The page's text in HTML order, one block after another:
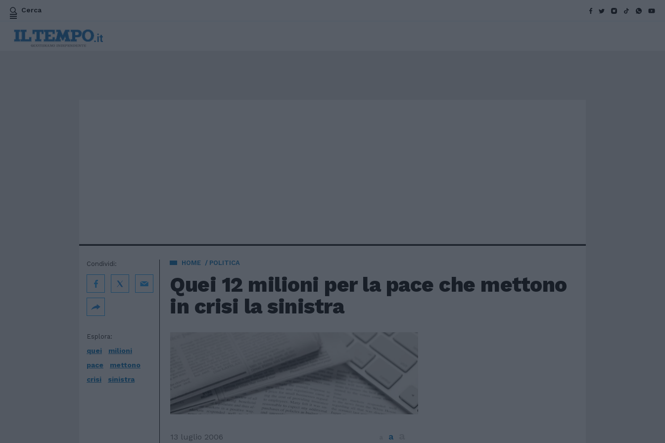
Cerca
HOME POLITICA
Quei 12 milioni per la pace che mettono
in crisi la sinistra
Esplora:
quei
milioni
pace
mettono
crisi
sinistra
Condividi:
13 luglio 2006 a